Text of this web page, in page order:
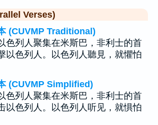
Verses)
(CUVMP Traditional)
色列人聚集在米斯巴，非利士的首
以色列人。以色列人聽見，就懼怕
(CUVMP Simplified)
色列人聚集在米斯巴，非利士的首
以色列人。以色列人听见，就惧怕